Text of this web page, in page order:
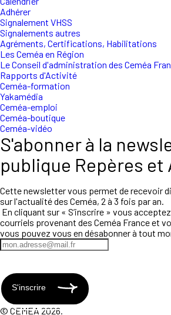
Adhérer
Signalement VHSS
Signalements autres
Agréments, Certifications, Habilitations
Les Ceméa en Région
Le Conseil d'administration des Ceméa
Rapports d'Activité
Ceméa-formation
Yakamédia
Ceméa-emploi
Ceméa-boutique
Ceméa-vidéo
S'abonner à la
publique Repères et
Cette newsletter vous permet de recevoir
sur l'actualité des Ceméa, 2 à 3 fois par an.
En cliquant sur « S’inscrire » vous
courriels provenant des Ceméa France et
vous pouvez vous en désabonner à tout
S'inscrire
© CEMEA 2026.